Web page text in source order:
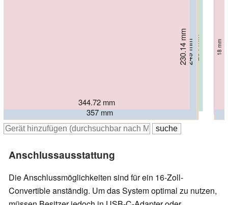
369 mm
234 mm 16.9 mm
361.2 mm
250 mm 19.3 mm
357 mm
240 mm 20 mm
358 mm
246 mm 16.2 mm
357 mm
249 mm 17 mm
344.72 mm
230.14 mm 18 mm
Anschlussausstattung
Die Anschlussmöglichkeiten sind für ein 16-Zoll-
Convertible anständig. Um das System optimal zu nutzen,